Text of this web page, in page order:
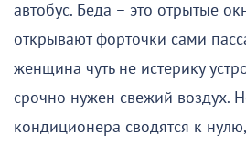
автобус. Беда – это отрытые
открывают форточки сами
женщина чуть не истерику
срочно нужен свежий воздух.
кондиционера сводятся к